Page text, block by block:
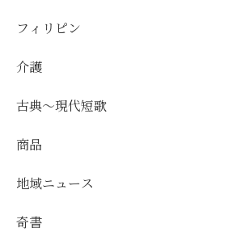
フィリピン
介護
古典～現代短歌
商品
地域ニュース
奇書